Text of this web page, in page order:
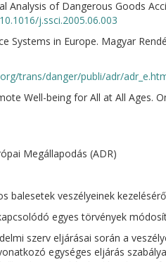
Analysis of Dangerous Goods
j.ssci.2005.06.003
Systems in Europe. Magyar
trans/danger/publi/adr/
Well-being for All at All Ages.
Megállapodás (ADR)
balesetek veszélyeinek
egyes törvények
szerv eljárásai során a
egységes eljárás